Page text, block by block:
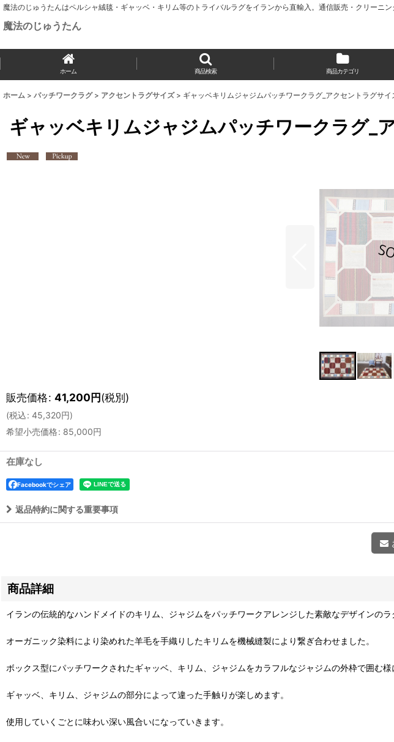
魔法のじゅうたんはペルシャ絨毯・ギャッベ・キリム等のトライバルラグをイランから直輸入。通信販売・クリーニ
魔法のじゅうたん
ホーム 商品検索 商品カテゴリ
ホーム > パッチワークラグ > アクセントラグサイズ > ギャッベキリムジャジムパッチワークラグ_アクセントラグサ
ギャッベキリムジャジムパッチワークラグ
販売価格: 41,200円(税別)
(税込: 45,320円)
希望小売価格: 85,000円
在庫なし
Facebookでシェア
返品特約に関する重要事項
商品詳細
イランの伝統的なハンドメイドのキリム、ジャジムをパッチワークアレンジした素敵なデザインのラ
オーガニック染料により染めれた羊毛を手織りしたキリムを機械縫製により繋ぎ合わせました。
ボックス型にパッチワークされたギャッベ、キリム、ジャジムをカラフルなジャジムの外枠で囲む様
ギャッベ、キリム、ジャジムの部分によって違った手触りが楽しめます。
使用していくごとに味わい深い風合いになっていきます。